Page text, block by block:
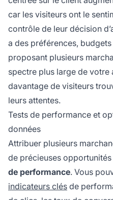
car les visiteurs ont le
contrôle de leur décision
a des préférences,
proposant plusieurs
spectre plus large de votre
davantage de visiteurs
leurs attentes.
Tests de performance et
données
Attribuer plusieurs
de précieuses
de performance. Vous
indicateurs clés de